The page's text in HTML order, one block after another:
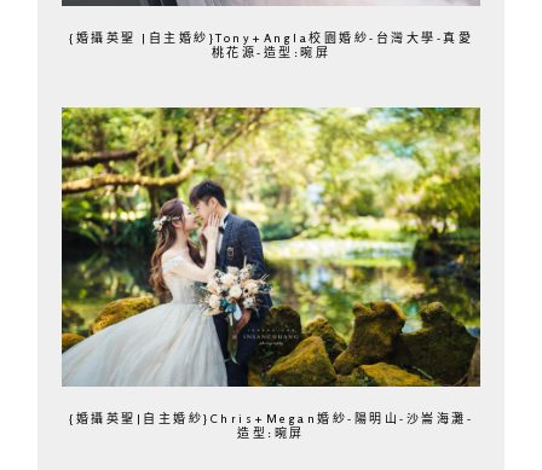
{婚攝英聖 |自主婚紗}Tony+Angla校園婚紗-台灣大學-真愛
桃花源-造型:晼屏
{婚攝英聖|自主婚紗}Chris+Megan婚紗-陽明山-沙崙海灘-
造型:晼屏